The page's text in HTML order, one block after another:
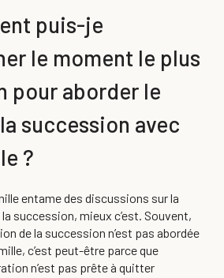
puis-je
le moment le plus
pour aborder le
succession avec
?
entame des discussions sur la
succession, mieux c’est. Souvent,
de la succession n’est pas abordée
c’est peut-être parce que
n’est pas prête à quitter